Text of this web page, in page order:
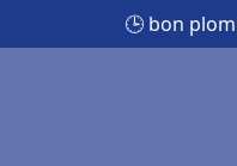
🕒 bon